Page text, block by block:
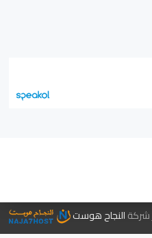
شركةالنجاح هوست